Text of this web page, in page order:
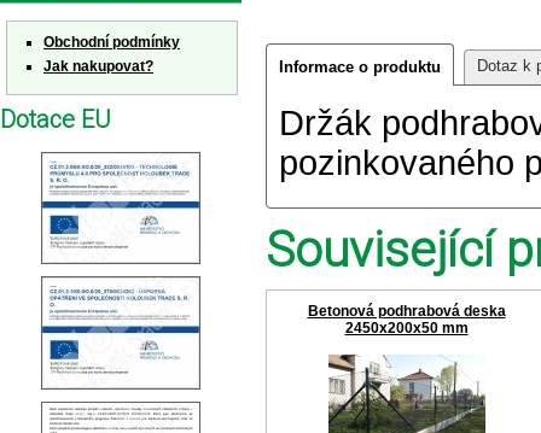
Informace o produktu Dotaz k
Držák
pozinkovaného
Související
Betonová podhrabová deska
2450x200x50 mm
Obchodní podmínky
Jak nakupovat?
Dotace EU